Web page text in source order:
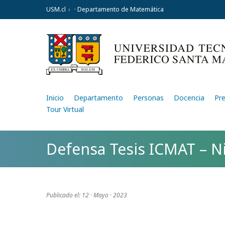
USM.cl · Departamento de Matemática
Inicio Departamento Personas Docencia
Tour Virtual
Defensa Tesis ICMAT –
Publicado el: 12 · Mayo · 2023